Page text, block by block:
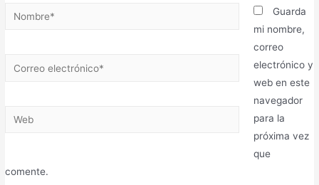
Guarda
mi nombre,
correo
electrónico y
web en este
navegador
para la
próxima vez
que
comente.